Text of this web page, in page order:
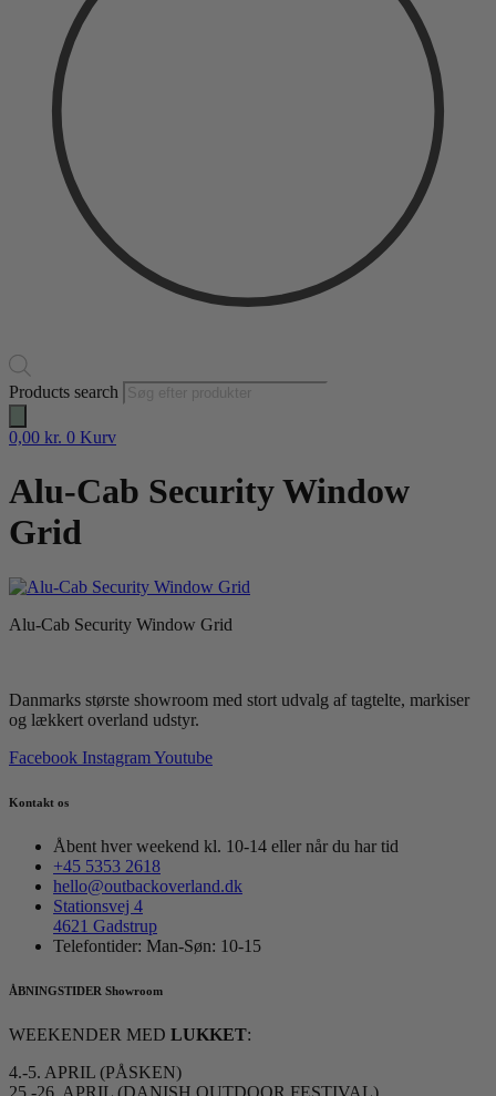
Products search
0,00 kr. 0 Kurv
Alu-Cab Security Window
Grid
Alu-Cab Security Window Grid
Danmarks største showroom med stort udvalg af tagtelte, markiser
og lækkert overland udstyr.
Facebook InstagramYoutube
Kontakt os
Åbent hver weekend kl. 10-14 eller når du har tid
+45 5353 2618
hello@outbackoverland.dk
Stationsvej 4
4621 Gadstrup
Telefontider: Man-Søn: 10-15
ÅBNINGSTIDER Showroom
WEEKENDER MED LUKKET:
4.-5. APRIL (PÅSKEN)
25.-26. APRIL (DANISH OUTDOOR FESTIVAL)